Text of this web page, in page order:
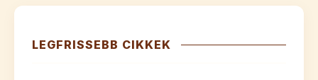
LEGFRISSEBB CIKKEK